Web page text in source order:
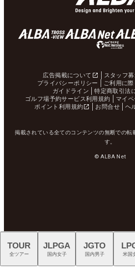
広告掲載について スタッフ
プライバシーポリシー
ご利用に際
ガイドライン
特定商取引法
ゴルフ場予約サービス利用規約
マイ
ポイント利用規約
お問合せ ヘ
掲載されている全てのコンテンツの無断での転
す。
© ALBA Net
TOUR
全ツアー
JLPGA
国内女子
JGTO
国内男子 米国